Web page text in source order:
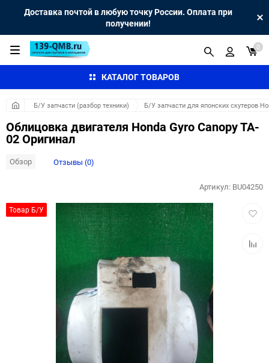
Доставка почтой в любую точку России. Оплата при
получении!
КАТАЛОГ ТОВАРОВ
0
Б/У запчасти (разбор техники) Б/У запчасти для японских скутеров
Облицовка двигателя Honda Gyro Canopy TA-
02 Оригинал
Обзор Отзывы (0)
Товар Б/У
Артикул: BU04250